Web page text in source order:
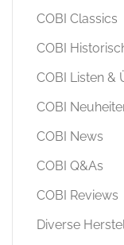
COBI Classics
COBI
COBI Listen &
COBI
COBI News
COBI Q&As
COBI Reviews
Diverse